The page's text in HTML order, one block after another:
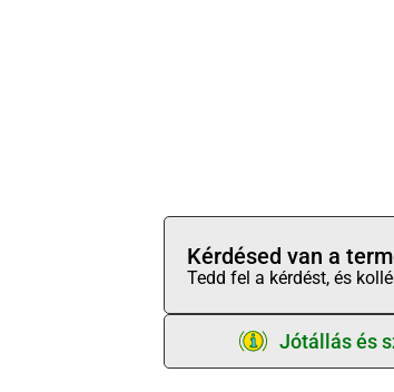
Kérdésed van a
Tedd fel a kérdést, és
Jótállás és